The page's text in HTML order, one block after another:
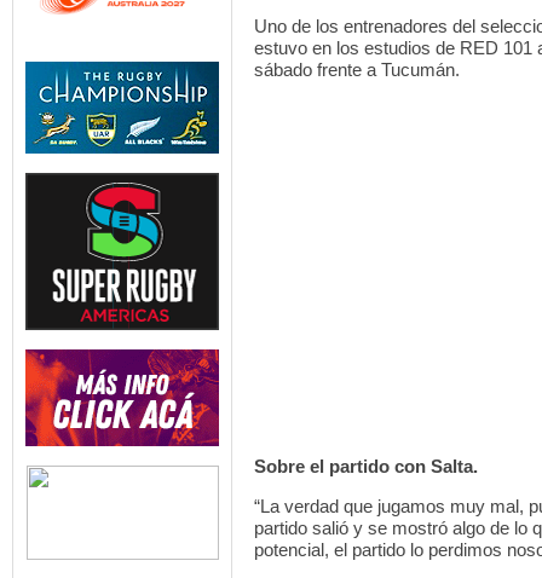
Uno de los entrenadores del
estuvo en los estudios de RED 101
sábado frente a Tucumán.
Sobre el partido con Salta.
“La verdad que jugamos muy mal,
partido salió y se mostró algo de lo
potencial, el partido lo perdimos
RSA |
2
2 0
hoy la